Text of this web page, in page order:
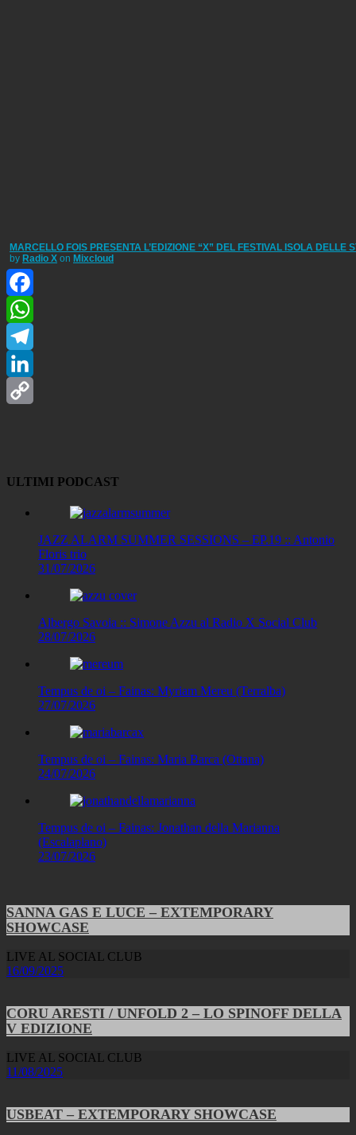
MARCELLO FOIS PRESENTA L’EDIZIONE “X” DEL FESTIVAL ISOLA DELLE
by Radio X on Mixcloud
Facebook
WhatsApp
Telegram
LinkedIn
ULTIMI PODCAST
JAZZ ALARM SUMMER SESSIONS – EP.19 :: Antonio
Floris trio
31/07/2026
Albergo Savoia :: Simone Azzu al Radio X Social Club
28/07/2026
Tempus de oi – Fainas: Myriam Mereu (Terralba)
27/07/2026
Tempus de oi – Fainas: Maria Barca (Ottana)
24/07/2026
Tempus de oi – Fainas: Jonathan della Marianna
(Escalaplano)
23/07/2026
SANNA GAS E LUCE – EXTEMPORARY
SHOWCASE
LIVE AL SOCIAL CLUB
16/09/2025
CORU ARESTI / UNFOLD 2 – LO SPINOFF DELLA
V EDIZIONE
LIVE AL SOCIAL CLUB
11/08/2025
USBEAT – EXTEMPORARY SHOWCASE